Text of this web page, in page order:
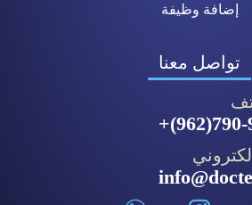
إضافة وظيفة
تواصل معنا
790-